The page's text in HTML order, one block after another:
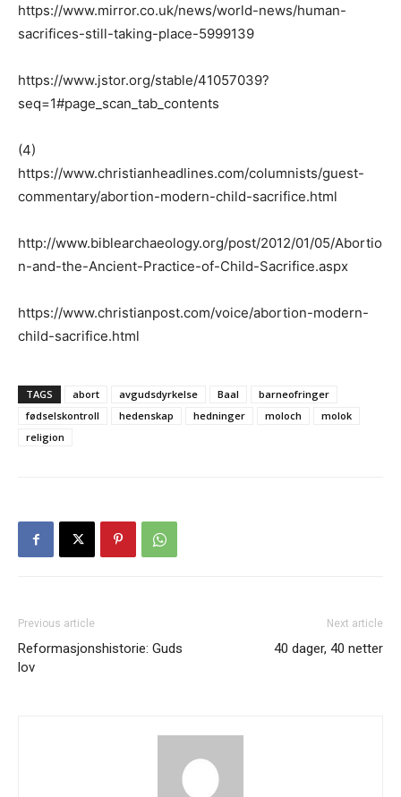
https://www.mirror.co.uk/news/world-news/human-
sacrifices-still-taking-place-5999139
https://www.jstor.org/stable/41057039?
seq=1#page_scan_tab_contents
(4)
https://www.christianheadlines.com/columnists/guest-
commentary/abortion-modern-child-sacrifice.html
http://www.biblearchaeology.org/post/2012/01/05/Abortio
n-and-the-Ancient-Practice-of-Child-Sacrifice.aspx
https://www.christianpost.com/voice/abortion-modern-
child-sacrifice.html
TAGS abort avgudsdyrkelse Baal
barneofringer
fødselskontroll
hedenskap hedninger moloch
molok
religion
Previous article
Reformasjonshistorie: Guds
lov
Next article
40 dager, 40 netter